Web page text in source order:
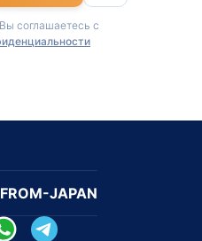
соглашаетесь с
JAPAN